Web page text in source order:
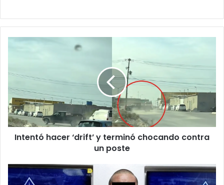
Intentó
y
chocando
contra
un
poste
Intentó hacer ‘drift’ y terminó chocando contra
un poste
Cargaba
mochila